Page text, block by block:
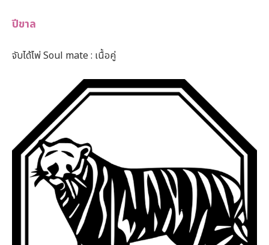
ปีขาล
จับได้ไพ่ Soul mate : เนื้อคู่